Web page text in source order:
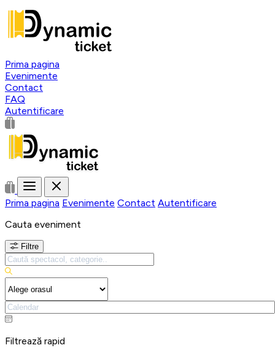
Prima pagina
Evenimente
Contact
FAQ
Autentificare
Prima pagina Evenimente Contact Autentificare
Cauta eveniment
Filtre
Filtrează rapid